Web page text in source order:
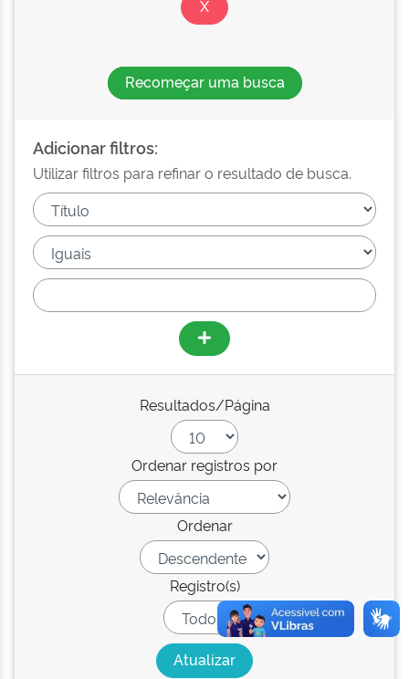
Recomeçar uma busca
Adicionar filtros:
Utilizar filtros para refinar o resultado de busca.
Resultados/Página
Ordenar registros por
Ordenar
Registro(s)